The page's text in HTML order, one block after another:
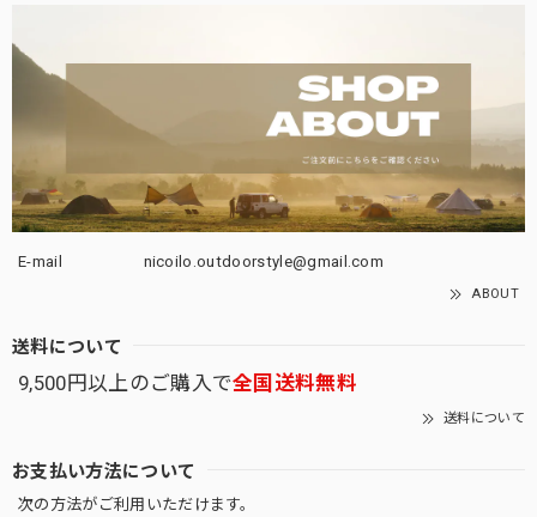
E-mail nicoilo.outdoorstyle@gmail.com
ABOUT
送料について
9,500円以上のご購入で全国送料無料
送料について
お支払い方法について
次の方法がご利用いただけます。